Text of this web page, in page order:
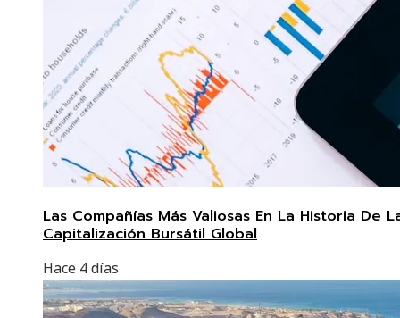
Las Compañías Más Valiosas En La Historia De
Capitalización Bursátil Global
Hace 4 días